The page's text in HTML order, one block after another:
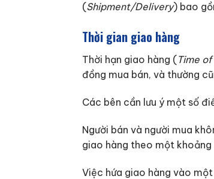
(Shipment/Delivery) bao
Thời gian giao hàng
Thời hạn giao hàng (Time
đồng mua bán, và thường
Các bên cần lưu ý một số
Người bán và người mua
giao hàng theo một
Việc hứa giao hàng vào